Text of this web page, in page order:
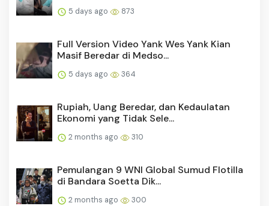
5 days ago 873
Full Version Video Yank Wes Yank Kian
Masif Beredar di Medso...
5 days ago 364
Rupiah, Uang Beredar, dan Kedaulatan
Ekonomi yang Tidak Sele...
2 months ago 310
Pemulangan 9 WNI Global Sumud Flotilla
di Bandara Soetta Dik...
2 months ago 300